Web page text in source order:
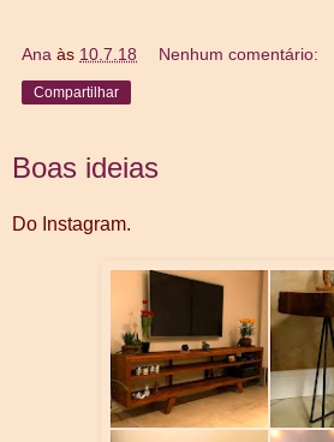
Ana às 10.7.18 Nenhum comentário:
Compartilhar
Boas ideias
Do Instagram.